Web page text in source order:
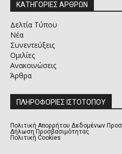
ΚΑΤΗΓΟΡΙΕΣ ΑΡΘΡΩΝ
Δελτία Τύπου
Νέα
Συνεντεύξεις
Ομιλίες
Ανακοινώσεις
Άρθρα
ΠΛΗΡΟΦΟΡΙΕΣ ΙΣΤΟΤΟΠΟΥ
Πολιτική Απορρήτου Δεδομένων
Δήλωση Προσβασιμότητας
Πολιτική Cookies